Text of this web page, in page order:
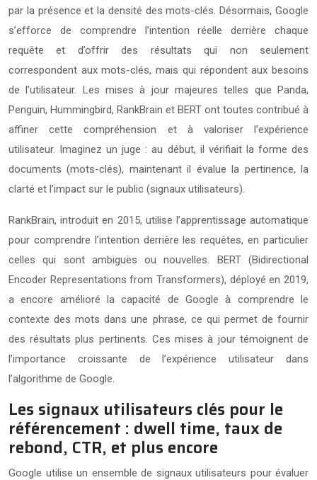
par la présence et la densité des mots-clés. Désormais, Google
s’efforce de comprendre l’intention réelle derrière chaque
requête et d’offrir des résultats qui non seulement
correspondent aux mots-clés, mais qui répondent aux besoins
de l’utilisateur. Les mises à jour majeures telles que Panda,
Penguin, Hummingbird, RankBrain et BERT ont toutes contribué à
affiner cette compréhension et à valoriser l’expérience
utilisateur. Imaginez un juge : au début, il vérifiait la forme des
documents (mots-clés), maintenant il évalue la pertinence, la
clarté et l’impact sur le public (signaux utilisateurs).
RankBrain, introduit en 2015, utilise l’apprentissage automatique
pour comprendre l’intention derrière les requêtes, en particulier
celles qui sont ambiguës ou nouvelles. BERT (Bidirectional
Encoder Representations from Transformers), déployé en 2019,
a encore amélioré la capacité de Google à comprendre le
contexte des mots dans une phrase, ce qui permet de fournir
des résultats plus pertinents. Ces mises à jour témoignent de
l’importance croissante de l’expérience utilisateur dans
l’algorithme de Google.
Les signaux utilisateurs clés pour le
référencement : dwell time, taux de
rebond, CTR, et plus encore
Google utilise un ensemble de signaux utilisateurs pour évaluer